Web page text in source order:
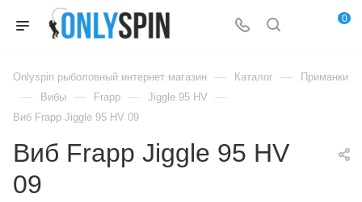
0
Onlyspin рыболовный интернет магазин — Каталог — Приманки
— Вибы — Frapp — Jiggle 95 HV —
Виб Frapp Jiggle 95 HV 09
Виб Frapp Jiggle 95 HV
09